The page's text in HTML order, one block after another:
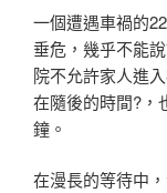
一個遭遇車禍的
垂危，幾乎不能
院不允許家人進
在隨後的時間?，
鐘。
在漫長的等待中